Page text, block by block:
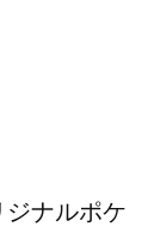
ナルポケ